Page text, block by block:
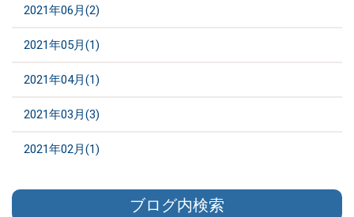
2021年06月(2)
2021年05月(1)
2021年04月(1)
2021年03月(3)
2021年02月(1)
ブログ内検索